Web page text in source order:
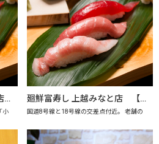
廻鮮富寿し極みや 上越中央店 【上越市地産地消の店認定店】
小
廻鮮富寿し 上越みなと店 【上越市地産地消の店認定店】
国道8号線と18号線の交差点付近。 老舗の